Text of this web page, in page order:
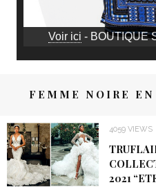
Voir ici - BOUTIQUE
FEMME NOIRE
4059 VIEWS
2021